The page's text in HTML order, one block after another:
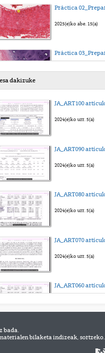
2025(e)ko abe. 15(a)
dakizuke
2024(e)ko urr. 5(a)
2024(e)ko urr. 5(a)
2024(e)ko urr. 5(a)
2024(e)ko urr. 5(a)
bada.
bilaketa indizeak, sortzeko.